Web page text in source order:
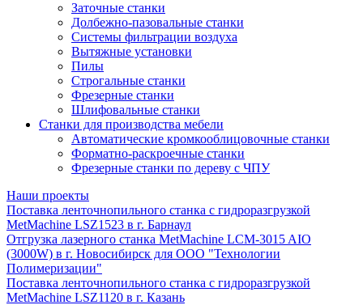
Заточные станки
Долбежно-пазовальные станки
Системы фильтрации воздуха
Вытяжные установки
Пилы
Строгальные станки
Фрезерные станки
Шлифовальные станки
Станки для производства мебели
Автоматические кромкооблицовочные станки
Форматно-раскроечные станки
Фрезерные станки по дереву с ЧПУ
Наши проекты
Поставка ленточнопильного станка c гидроразгрузкой
MetMachine LSZ1523 в г. Барнаул
Отгрузка лазерного станка MetMachine LCM-3015 AIO
(3000W) в г. Новосибирск для ООО "Технологии
Полимеризации"
Поставка ленточнопильного станка c гидроразгрузкой
MetMachine LSZ1120 в г. Казань